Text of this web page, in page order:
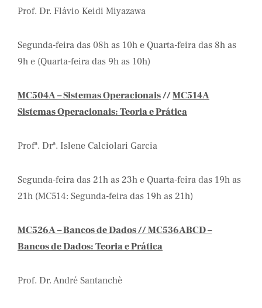
Prof. Dr. Flávio Keidi Miyazawa
Segunda-feira das 08h as 10h e Quarta-feira das 8h as
9h e (Quarta-feira das 9h as 10h)
MC504A – Sistemas Operacionais//MC514A
Sistemas Operacionais: Teoria e Prática
Profª. Drª. Islene Calciolari Garcia
Segunda-feira das 21h as 23h e Quarta-feira das 19h as
21h (MC514: Segunda-feira das 19h as 21h)
MC526A – Bancos de Dados // MC536ABCD –
Bancos de Dados: Teoria e Prática
Prof. Dr. André Santanchè